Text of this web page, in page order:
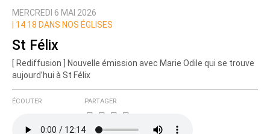
MERCREDI 6 MAI 2026
14 18 DANS NOS ÉGLISES
St Félix
[ Rediffusion ] Nouvelle émission avec Marie Odile qui se trouve
aujourd’hui à St Félix
ÉCOUTER PARTAGER